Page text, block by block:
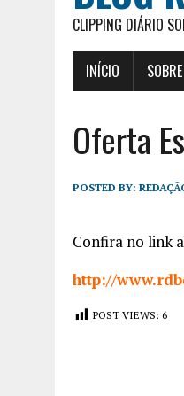
CLIPPING DIÁRIO
INÍCIO SOBRE
Oferta
POSTED BY:
Confira no link
http://
POST VIEWS: 6